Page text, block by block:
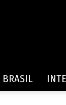
BRASIL